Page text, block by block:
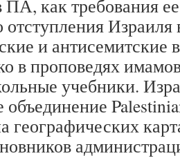
ПА, как требования
отступления
и антисемитские
в проповедях
учебники.
объединение
географических